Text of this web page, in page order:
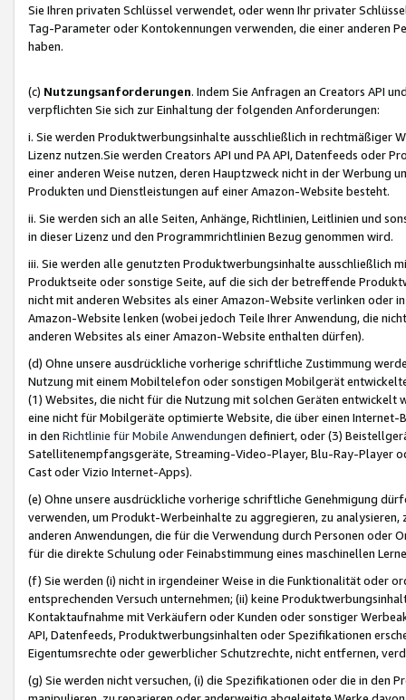
Sie Ihren privaten Schlüssel verwendet, oder wenn Ihr privater
Tag-Parameter oder Kontokennungen verwenden, die einer anderen
haben.
(c) Nutzungsanforderungen. Indem Sie Anfragen an Creators API
verpflichten Sie sich zur Einhaltung der folgenden Anforderungen:
i. Sie werden Produktwerbungsinhalte ausschließlich in rechtmäßiger
Lizenz nutzen.Sie werden Creators API und PA API, Datenfeeds oder
einer anderen Weise nutzen, deren Hauptzweck nicht in der Werbung
Produkten und Dienstleistungen auf einer Amazon-Website besteht.
ii. Sie werden sich an alle Seiten, Anhänge, Richtlinien, Leitlinien und
in dieser Lizenz und den Programmrichtlinien Bezug genommen wird.
iii. Sie werden alle genutzten Produktwerbungsinhalte ausschließlich
Produktseite oder sonstige Seite, auf die sich der betreffende
nicht mit anderen Websites als einer Amazon-Website verlinken oder
Amazon-Website lenken (wobei jedoch Teile Ihrer Anwendung, die
anderen Websites als einer Amazon-Website enthalten dürfen).
(d) Ohne unsere ausdrückliche vorherige schriftliche Zustimmung
Nutzung mit einem Mobiltelefon oder sonstigen Mobilgerät
(1) Websites, die nicht für die Nutzung mit solchen Geräten
eine nicht für Mobilgeräte optimierte Website, die über einen
in den Richtlinie für Mobile Anwendungen definiert, oder (3)
Satellitenempfangsgeräte, Streaming-Video-Player, Blu-Ray-Player
Cast oder Vizio Internet-Apps).
(e) Ohne unsere ausdrückliche vorherige schriftliche Genehmigung
verwenden, um Produkt-Werbeinhalte zu aggregieren, zu
anderen Anwendungen, die für die Verwendung durch Personen
für die direkte Schulung oder Feinabstimmung eines maschinellen
(f) Sie werden (i) nicht in irgendeiner Weise in die Funktionalität oder
entsprechenden Versuch unternehmen; (ii) keine
Kontaktaufnahme mit Verkäufern oder Kunden oder sonstiger
API, Datenfeeds, Produktwerbungsinhalten oder Spezifikationen
Eigentumsrechte oder gewerblicher Schutzrechte, nicht entfernen,
(g) Sie werden nicht versuchen, (i) die Spezifikationen oder die in